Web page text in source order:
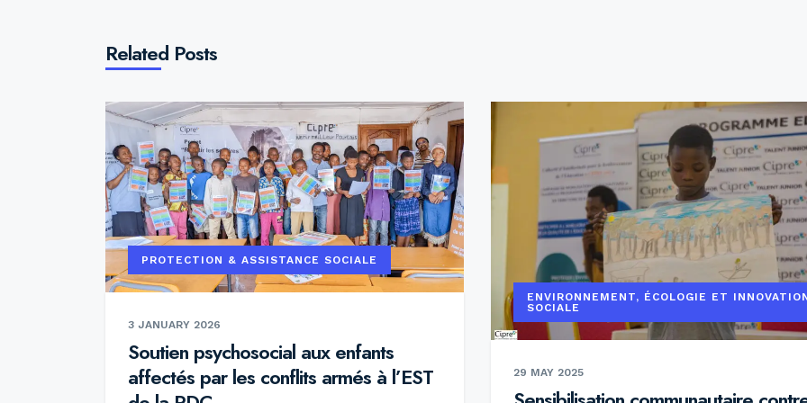
Related Posts
PROTECTION & ASSISTANCE SOCIALE
3 JANUARY 2026
Soutien psychosocial aux enfants
affectés par les conflits armés à l’EST
ENVIRONNEMENT, ÉCOLOGIE ET
SOCIALE
29 MAY 2025